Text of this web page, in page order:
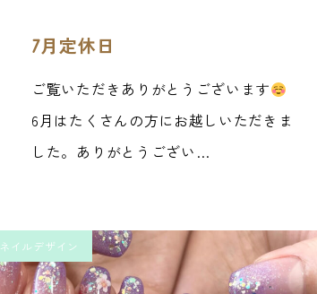
7月定休日
ご覧いただきありがとうございます
6月はたくさんの方にお越しいただきま
した。ありがとうござい…
ネイルデザイン